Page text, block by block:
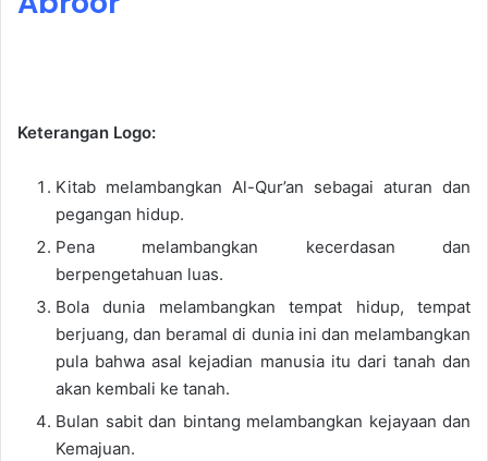
Keterangan Logo:
Kitab melambangkan Al-Qur’an sebagai aturan dan
pegangan hidup.
Pena melambangkan kecerdasan dan
berpengetahuan luas.
Bola dunia melambangkan tempat hidup, tempat
berjuang, dan beramal di dunia ini dan melambangkan
pula bahwa asal kejadian manusia itu dari tanah dan
akan kembali ke tanah.
Bulan sabit dan bintang melambangkan kejayaan dan
Kemajuan.